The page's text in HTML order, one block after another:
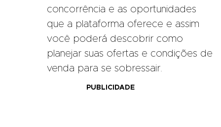
concorrência e as oportunidades
que a plataforma oferece e assim
você poderá descobrir como
planejar suas ofertas e condições de
venda para se sobressair.
PUBLICIDADE